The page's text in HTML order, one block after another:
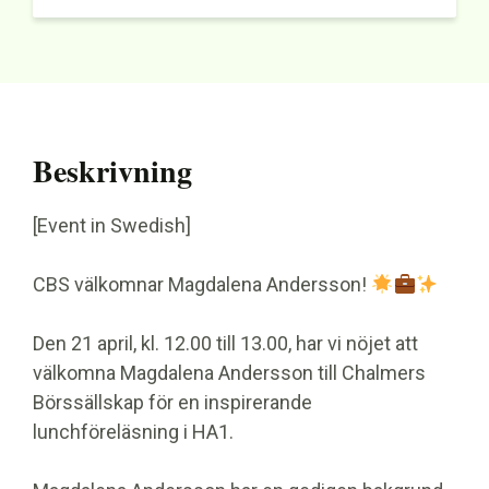
Beskrivning
[Event in Swedish]
CBS välkomnar Magdalena Andersson!
Den 21 april, kl. 12.00 till 13.00, har vi nöjet att
välkomna Magdalena Andersson till Chalmers
Börssällskap för en inspirerande
lunchföreläsning i HA1.